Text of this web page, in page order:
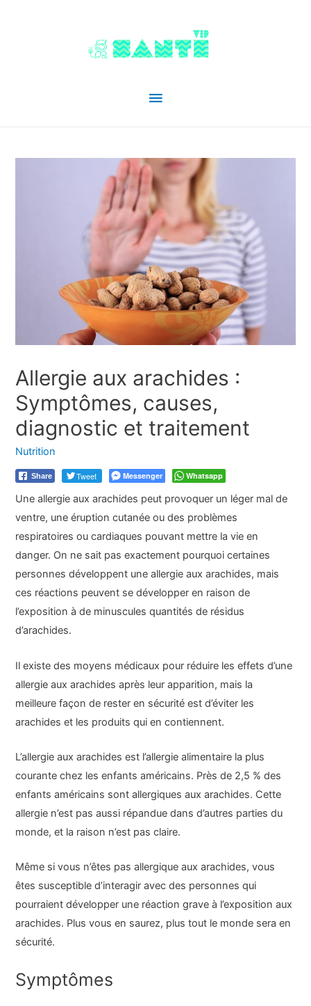
Menu
Allergie aux arachides :
Symptômes, causes,
diagnostic et traitement
Nutrition
Share Tweet Messenger Whatsapp
Une allergie aux arachides peut provoquer un léger mal de
ventre, une éruption cutanée ou des problèmes
respiratoires ou cardiaques pouvant mettre la vie en
danger. On ne sait pas exactement pourquoi certaines
personnes développent une allergie aux arachides, mais
ces réactions peuvent se développer en raison de
l’exposition à de minuscules quantités de résidus
d’arachides.
Il existe des moyens médicaux pour réduire les effets d’une
allergie aux arachides après leur apparition, mais la
meilleure façon de rester en sécurité est d’éviter les
arachides et les produits qui en contiennent.
L’allergie aux arachides est l’allergie alimentaire la plus
courante chez les enfants américains. Près de 2,5 % des
enfants américains sont allergiques aux arachides. Cette
allergie n’est pas aussi répandue dans d’autres parties du
monde, et la raison n’est pas claire.
Même si vous n’êtes pas allergique aux arachides, vous
êtes susceptible d’interagir avec des personnes qui
pourraient développer une réaction grave à l’exposition aux
arachides. Plus vous en saurez, plus tout le monde sera en
sécurité.
Symptômes